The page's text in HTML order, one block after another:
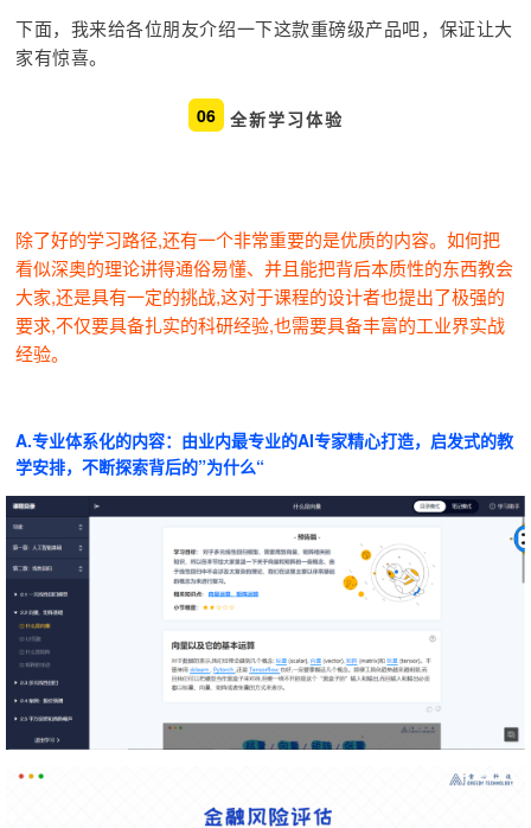
下面，我来给各位朋友介绍一下这款重磅级产品吧，保证让大
家有惊喜。
06 全新学习体验
除了好的学习路径,还有一个非常重要的是优质的内容。如何把
看似深奥的理论讲得通俗易懂、并且能把背后本质性的东西教会
大家,还是具有一定的挑战,这对于课程的设计者也提出了极强的
要求,不仅要具备扎实的科研经验,也需要具备丰富的工业界实战
经验。
A.专业体系化的内容：由业内最专业的AI专家精心打造，启发式的教
学安排，不断探索背后的”为什么“